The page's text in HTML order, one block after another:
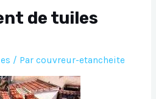
de tuiles
/ Par couvreur-etancheite